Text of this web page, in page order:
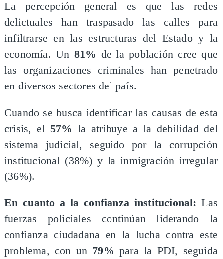
La percepción general es que las redes
delictuales han traspasado las calles para
infiltrarse en las estructuras del Estado y la
economía. Un 81% de la población cree que
las organizaciones criminales han penetrado
en diversos sectores del país.
Cuando se busca identificar las causas de esta
crisis, el 57% la atribuye a la debilidad del
sistema judicial, seguido por la corrupción
institucional (38%) y la inmigración irregular
(36%).
En cuanto a la confianza institucional: Las
fuerzas policiales continúan liderando la
confianza ciudadana en la lucha contra este
problema, con un 79% para la PDI, seguida